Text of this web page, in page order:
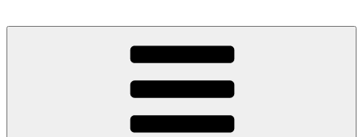
COUNTRYHOME
Wo die (Country-) Musik Zuhause ist